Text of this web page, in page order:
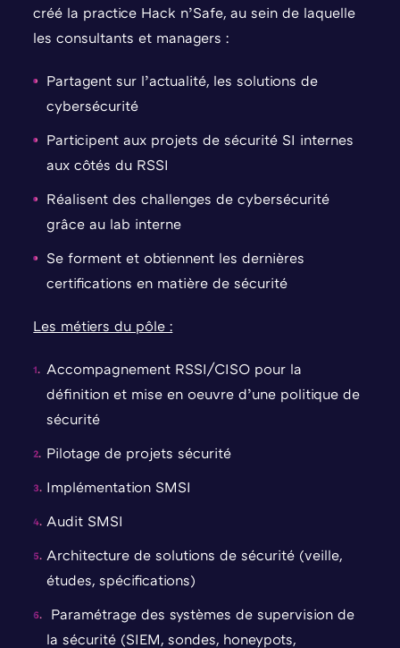
créé la practice Hack n’Safe, au sein de laquelle
les consultants et managers :
Partagent sur l’actualité, les solutions de
cybersécurité
Participent aux projets de sécurité SI internes
aux côtés du RSSI
Réalisent des challenges de cybersécurité
grâce au lab interne
Se forment et obtiennent les dernières
certifications en matière de sécurité
Les métiers du pôle :
Accompagnement RSSI/CISO pour la
définition et mise en oeuvre d’une politique de
sécurité
Pilotage de projets sécurité
Implémentation SMSI
Audit SMSI
Architecture de solutions de sécurité (veille,
études, spécifications)
Paramétrage des systèmes de supervision de
la sécurité (SIEM, sondes, honeypots,